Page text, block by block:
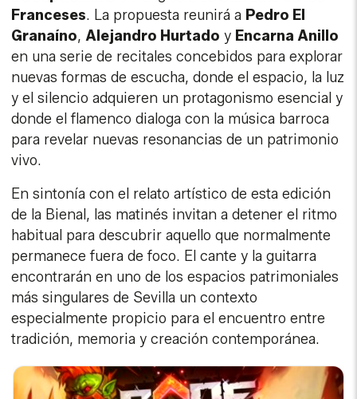
Franceses. La propuesta reunirá a Pedro El
Granaíno,Alejandro Hurtado y Encarna Anillo
en una serie de recitales concebidos para explorar
nuevas formas de escucha, donde el espacio, la luz
y el silencio adquieren un protagonismo esencial y
donde el flamenco dialoga con la música barroca
para revelar nuevas resonancias de un patrimonio
vivo.
En sintonía con el relato artístico de esta edición
de la Bienal, las matinés invitan a detener el ritmo
habitual para descubrir aquello que normalmente
permanece fuera de foco. El cante y la guitarra
encontrarán en uno de los espacios patrimoniales
más singulares de Sevilla un contexto
especialmente propicio para el encuentro entre
tradición, memoria y creación contemporánea.